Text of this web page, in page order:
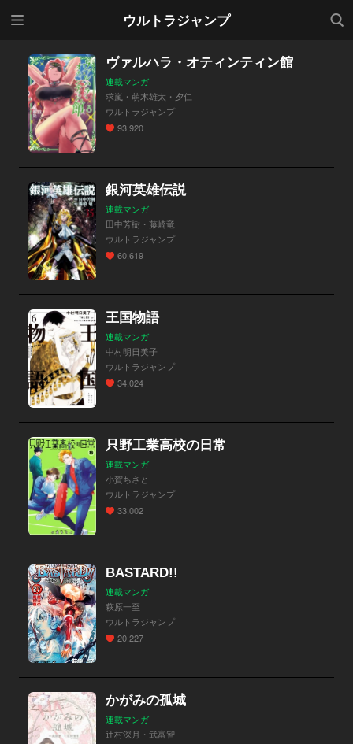
ウルトラジャンプ
検索
ヴァルハラ・オティンティン館
連載マンガ
求嵐・萌木雄太・夕仁
ウルトラジャンプ
93,920
銀河英雄伝説
連載マンガ
田中芳樹・藤崎竜
ウルトラジャンプ
60,619
王国物語
連載マンガ
中村明日美子
ウルトラジャンプ
34,024
只野工業高校の日常
連載マンガ
小賀ちさと
ウルトラジャンプ
33,002
BASTARD!!
連載マンガ
萩原一至
ウルトラジャンプ
20,227
かがみの孤城
連載マンガ
辻村深月・武富智